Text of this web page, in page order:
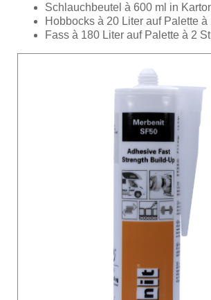
Schlauchbeutel à 600 ml in
Hobbocks à 20 Liter auf Palette à
Fass à 180 Liter auf Palette à 2